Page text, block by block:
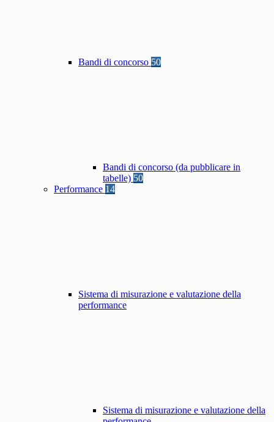
Bandi di concorso 50
Bandi di concorso (da pubblicare in
tabelle) 50
Performance 14
Sistema di misurazione e valutazione della
performance
Sistema di misurazione e valutazione della